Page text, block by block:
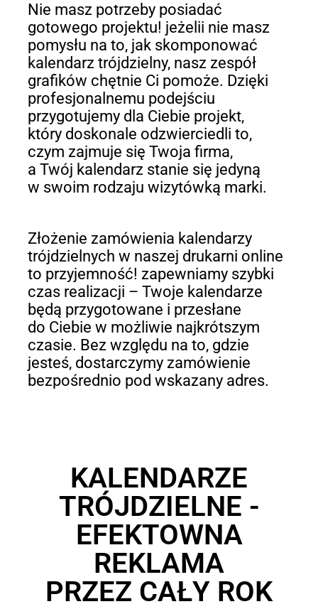
Nie masz potrzeby posiadać
gotowego projektu! jeżelii nie masz
pomysłu na to, jak skomponować
kalendarz trójdzielny, nasz zespół
grafików chętnie Ci pomoże. Dzięki
profesjonalnemu podejściu
przygotujemy dla Ciebie projekt,
który doskonale odzwierciedli to,
czym zajmuje się Twoja firma,
a Twój kalendarz stanie się jedyną
w swoim rodzaju wizytówką marki.
Złożenie zamówienia kalendarzy
trójdzielnych w naszej drukarni online
to przyjemność! zapewniamy szybki
czas realizacji – Twoje kalendarze
będą przygotowane i przesłane
do Ciebie w możliwie najkrótszym
czasie. Bez względu na to, gdzie
jesteś, dostarczymy zamówienie
bezpośrednio pod wskazany adres.
KALENDARZE
TRÓJDZIELNE -
EFEKTOWNA
REKLAMA
PRZEZ CAŁY ROK